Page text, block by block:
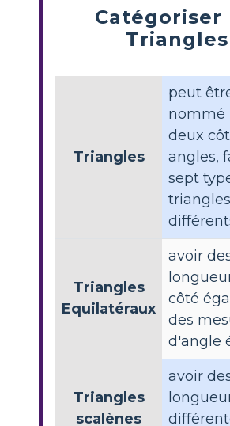
Catégoriser
Triangles
Triangles
peut
nommé
deux
angles,
sept
triangles
Triangles
Equilatéraux
avoir
côté
des
d'angle
Triangles
scalènes
avoir